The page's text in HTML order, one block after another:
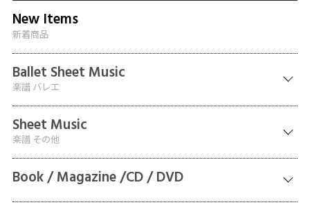
New Items
新着商品
Ballet Sheet Music
楽譜 バレエ
Sheet Music
楽譜 その他
Book / Magazine /CD / DVD